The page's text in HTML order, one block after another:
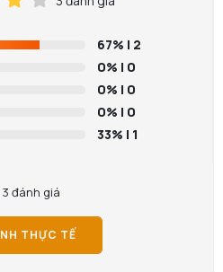
67% | 2
0% | 0
0% | 0
0% | 0
33% | 1
đánh giá
THỰC TẾ
Nước Hoa Hồng